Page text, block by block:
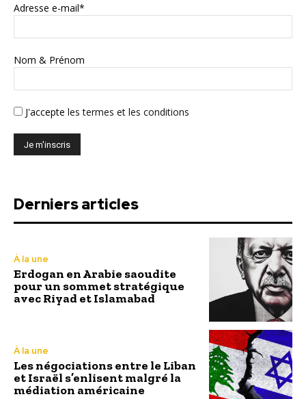
Adresse e-mail*
Nom & Prénom
J'accepte les termes et les conditions
Derniers articles
À la une
Erdogan en Arabie saoudite
pour un sommet stratégique
avec Riyad et Islamabad
À la une
Les négociations entre le Liban
et Israël s’enlisent malgré la
médiation américaine